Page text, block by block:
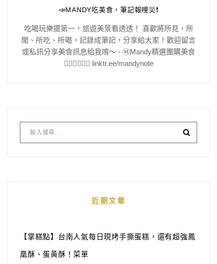
📣MANDY吃美食，筆記報哩災❗️
吃喝玩樂擺第一，旅遊美景看透透！ 喜歡將所見、所
聞、所吃、所喝，記錄成筆記，分享給大家！歡迎留言
或私訊分享美食訊息給我唷～ - Ⓜ️Mandy精選團購美食
👇🏻👇🏻👇🏻 linktr.ee/mandynote
近期文章
【掌糕點】台南人氣每日現烤手撕蛋糕，還有超強鳳
凰酥、蛋黃酥！菜單